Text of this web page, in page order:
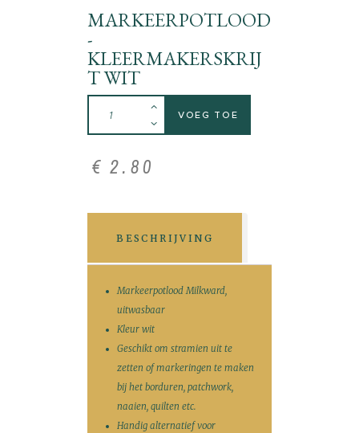
MARKEERPOTLOOD
-
KLEERMAKERSKRIJ
T WIT
VOEG TOE
€ 2. 80
BESCHRIJVING
Markeerpotlood Milkward,
uitwasbaar
Kleur wit
Geschikt om stramien uit te
zetten of markeringen te maken
bij het borduren, patchwork,
naaien, quilten etc.
Handig alternatief voor